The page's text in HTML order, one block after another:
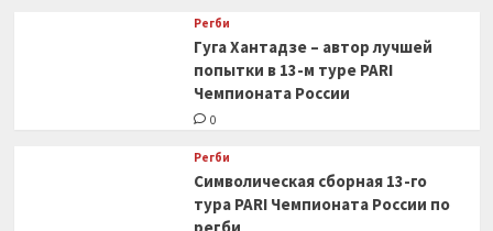
Регби
Гуга Хантадзе – автор лучшей
попытки в 13-м туре PARI
Чемпионата России
0
Регби
Символическая сборная 13-го
тура PARI Чемпионата России по